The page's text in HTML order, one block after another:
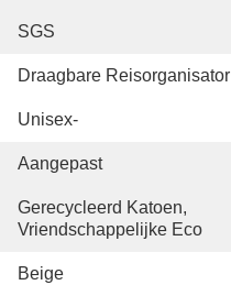
SGS
Draagbare Reisorganisator
Unisex-
Aangepast
Gerecycleerd Katoen,
Vriendschappelijke Eco
Beige